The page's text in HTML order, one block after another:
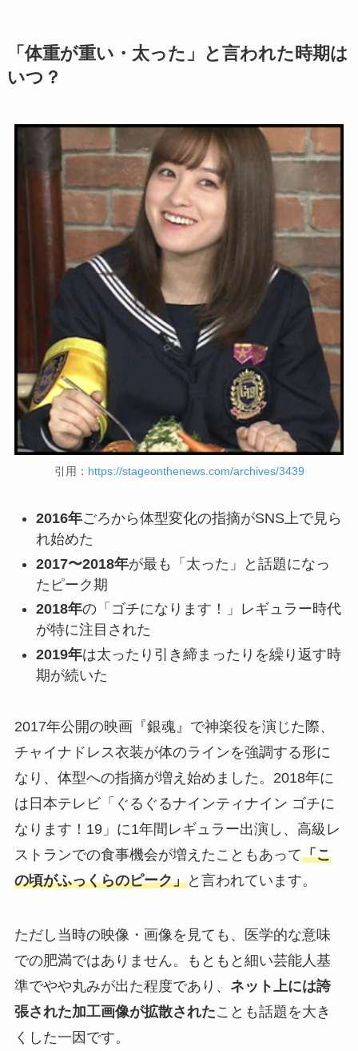
「体重が重い・太った」と言われた時期は
いつ？
引用： https://stageonthenews.com/archives/3439
2016年ごろから体型変化の指摘がSNS上で見ら
れ始めた
2017〜2018年が最も「太った」と話題になっ
たピーク期
2018年の「ゴチになります！」レギュラー時代
が特に注目された
2019年は太ったり引き締まったりを繰り返す時
期が続いた
2017年公開の映画『銀魂』で神楽役を演じた際、
チャイナドレス衣装が体のラインを強調する形に
なり、体型への指摘が増え始めました。2018年に
は日本テレビ「ぐるぐるナインティナイン ゴチに
なります！19」に1年間レギュラー出演し、高級レ
ストランでの食事機会が増えたこともあって「こ
の頃がふっくらのピーク」と言われています。
ただし当時の映像・画像を見ても、医学的な意味
での肥満ではありません。もともと細い芸能人基
準でやや丸みが出た程度であり、 ネット上には誇
張された加工画像が拡散されたことも話題を大き
くした一因です。